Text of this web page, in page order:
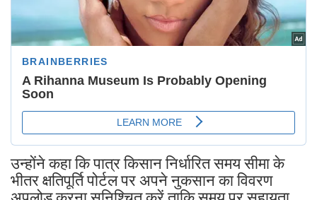
उन्होंने कहा कि पात्र किसान निर्धारित समय सीमा के
भीतर क्षतिपूर्ति पोर्टल पर अपने नुकसान का विवरण